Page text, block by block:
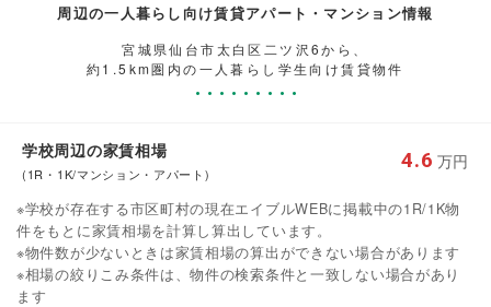
周辺の一人暮らし向け賃貸アパート・マンション情報
宮城県仙台市太白区二ツ沢6から、
約1.5km圏内の一人暮らし学生向け賃貸物件
学校周辺の家賃相場
(1R・1K/マンション・アパート)
4.6 万円
※学校が存在する市区町村の現在エイブルWEBに掲載中の1R/1K物
件をもとに家賃相場を計算し算出しています。
※物件数が少ないときは家賃相場の算出ができない場合があります
※相場の絞りこみ条件は、物件の検索条件と一致しない場合があり
ます